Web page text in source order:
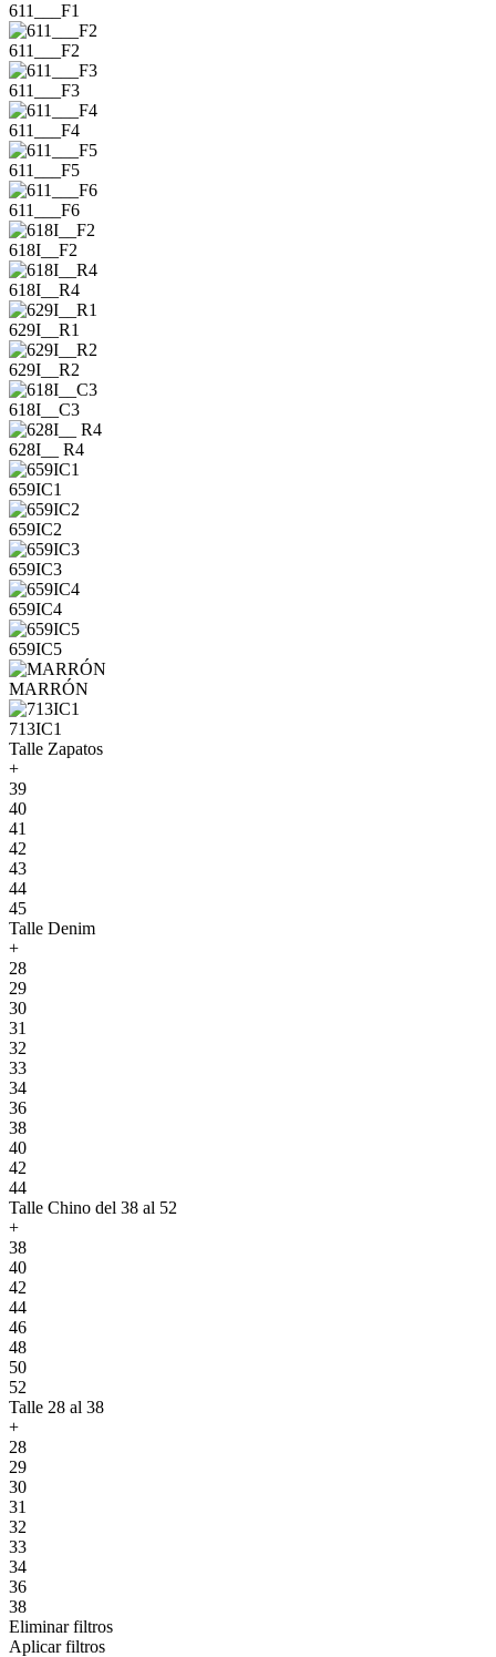
611___F1
611___F2
611___F3
611___F4
611___F5
611___F6
618I__F2
618I__R4
629I__R1
629I__R2
618I__C3
628I__ R4
659IC1
659IC2
659IC3
659IC4
659IC5
MARRÓN
713IC1
Talle Zapatos
+
39
40
41
42
43
44
45
Talle Denim
+
28
29
30
31
32
33
34
36
38
40
42
44
Talle Chino del 38 al 52
+
38
40
42
44
46
48
50
52
Talle 28 al 38
+
28
29
30
31
32
33
34
36
38
Eliminar filtros
Aplicar filtros